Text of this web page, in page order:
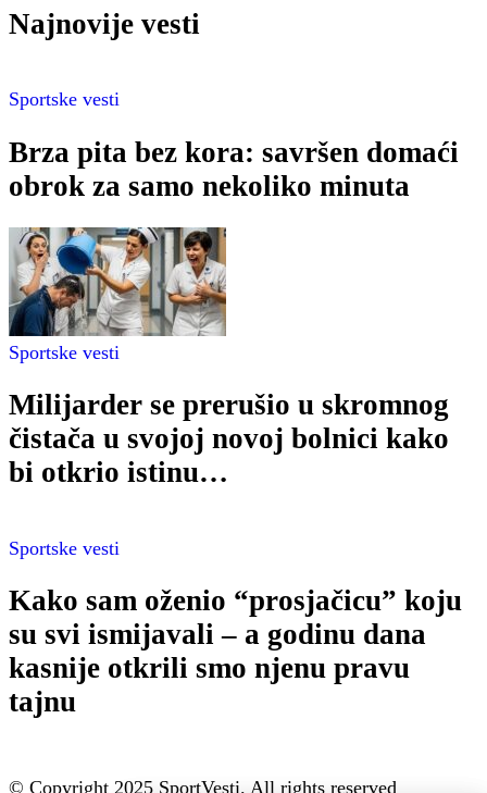
Najnovije vesti
Sportske vesti
Brza pita bez kora: savršen domaći
obrok za samo nekoliko minuta
Sportske vesti
Milijarder se prerušio u skromnog
čistača u svojoj novoj bolnici kako
bi otkrio istinu…
Sportske vesti
Kako sam oženio “prosjačicu” koju
su svi ismijavali – a godinu dana
kasnije otkrili smo njenu pravu
tajnu
© Copyright 2025 SportVesti. All rights reserved